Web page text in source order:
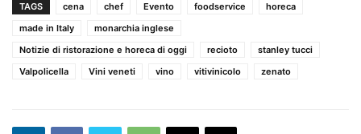
TAGS cena chef Evento foodservice
horeca
made in Italy
monarchia inglese
Notizie di ristorazione e horeca di oggi
recioto
stanley tucci
Valpolicella
Vini veneti vino vitivinicolo zenato